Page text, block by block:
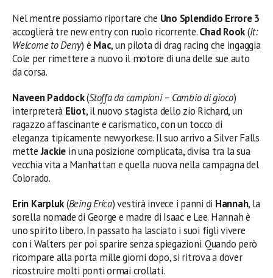
Nel mentre possiamo riportare che Uno Splendido Errore 3
accoglierà tre new entry con ruolo ricorrente.Chad Rook(It:
Welcome to Derry) è Mac, un pilota di drag racing che ingaggia
Cole per rimettere a nuovo il motore di una delle sue auto
da corsa.
Naveen Paddock(Stoffa da campioni – Cambio di gioco)
interpreterà Eliot, il nuovo stagista dello zio Richard, un
ragazzo affascinante e carismatico, con un tocco di
eleganza tipicamente newyorkese. Il suo arrivo a Silver Falls
metteJackie in una posizione complicata, divisa tra la sua
vecchia vita a Manhattan e quella nuova nella campagna del
Colorado.
Erin Karpluk(Being Erica) vestirà invece i panni di Hannah, la
sorella nomade di George e madre di Isaac e Lee. Hannah è
uno spirito libero. In passato ha lasciato i suoi figli vivere
con i Walters per poi sparire senza spiegazioni. Quando però
ricompare alla porta mille giorni dopo, si ritrova a dover
ricostruire molti ponti ormai crollati.